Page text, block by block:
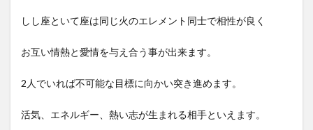
しし座といて座は同じ火のエレメント同士で相性が良く
お互い情熱と愛情を与え合う事が出来ます。
2人でいれば不可能な目標に向かい突き進めます。
活気、エネルギー、熱い志が生まれる相手といえます。